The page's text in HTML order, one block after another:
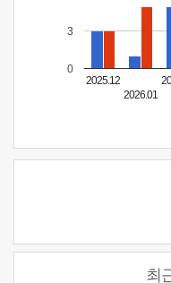
2025.12
2026.01
0
3
최